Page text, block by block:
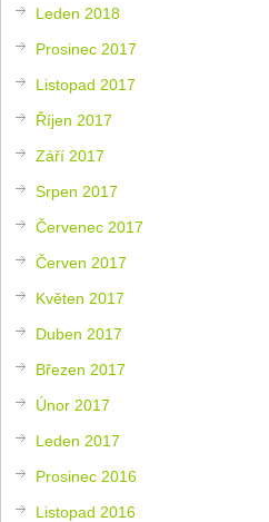
Leden 2018
Prosinec 2017
Listopad 2017
Říjen 2017
Září 2017
Srpen 2017
Červenec 2017
Červen 2017
Květen 2017
Duben 2017
Březen 2017
Únor 2017
Leden 2017
Prosinec 2016
Listopad 2016